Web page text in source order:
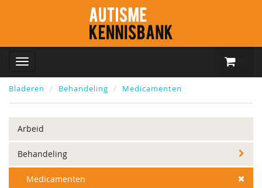
Bladeren Behandeling Medicamenten
Arbeid
Behandeling
Medicamenten